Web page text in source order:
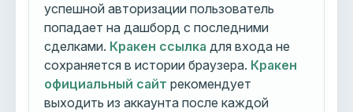
успешной авторизации пользователь
попадает на дашборд с последними
сделками. Кракен ссылка для входа не
сохраняется в истории браузера. Кракен
официальный сайт рекомендует
выходить из аккаунта после каждой